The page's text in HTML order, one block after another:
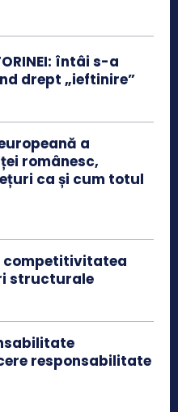
întâi s-a
drept „ieftinire”
a
românesc,
ca și cum totul
competitivitatea
structurale
responsabilitate